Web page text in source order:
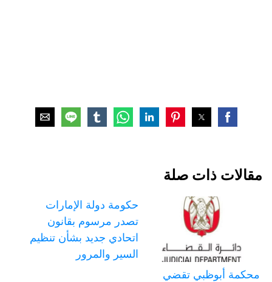
مقالات ذات صلة
محكمة أبوظبي تقضي
حكومة دولة الإمارات
تصدر مرسوم بقانون
اتحادي جديد بشأن تنظيم
السير والمرور